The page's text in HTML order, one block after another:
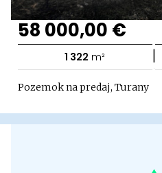
58 000,00 €
1 322 m² |
Pozemok na predaj, Turany